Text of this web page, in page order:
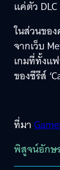
แค่ตัว
ในส่วนขอ
จากเว็บ
เกมที่ทั้งแ
ของซีรีส์
ที่มา
พิสูจน์อักษ